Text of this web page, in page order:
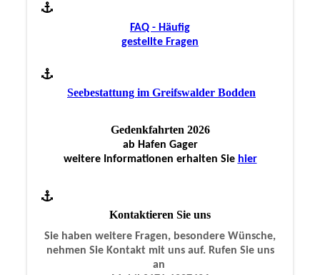
FAQ - Häufig
gestellte Fragen
Seebestattung im Greifswalder Bodden
Gedenkfahrten 2026
ab Hafen Gager
weitere Informationen erhalten Sie hier
Kontaktieren Sie uns
Sie haben weitere Fragen, besondere Wünsche,
nehmen Sie Kontakt mit uns auf. Rufen Sie uns
an